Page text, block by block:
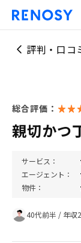
評判・口コ
総合評価：
親切かつ
サービス：
エージェント：
物件：
40代前半 / 年収